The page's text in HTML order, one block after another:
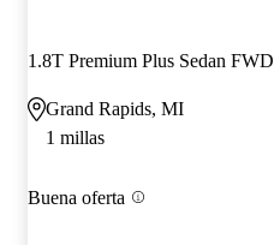
1.8T Premium Plus Sedan FWD
Grand Rapids, MI
1 millas
Buena oferta